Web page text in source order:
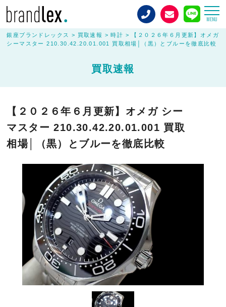
MENU
銀座ブランドレックス > 買取速報 >時計 >
【２０２６年６月更新】オメガ
シーマスター 210.30.42.20.01.001 買取相場│（黒）とブルーを徹底比較
買取速報
【２０２６年６月更新】オメガ シー
マスター 210.30.42.20.01.001 買取
相場│（黒）とブルーを徹底比較